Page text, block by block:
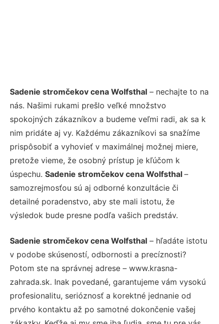
Sadenie stromčekov cena Wolfsthal – nechajte to na
nás. Našimi rukami prešlo veľké množstvo
spokojných zákazníkov a budeme veľmi radi, ak sa k
nim pridáte aj vy. Každému zákazníkovi sa snažíme
prispôsobiť a vyhovieť v maximálnej možnej miere,
pretože vieme, že osobný prístup je kľúčom k
úspechu. Sadenie stromčekov cena Wolfsthal –
samozrejmosťou sú aj odborné konzultácie či
detailné poradenstvo, aby ste mali istotu, že
výsledok bude presne podľa vašich predstáv.
Sadenie stromčekov cena Wolfsthal – hľadáte istotu
v podobe skúseností, odbornosti a precíznosti?
Potom ste na správnej adrese – www.krasna-
zahrada.sk. Inak povedané, garantujeme vám vysokú
profesionalitu, serióznosť a korektné jednanie od
prvého kontaktu až po samotné dokončenie vašej